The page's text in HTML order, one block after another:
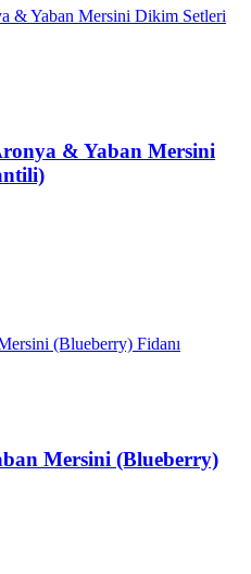
& Yaban Mersini
Mersini (Blueberry)